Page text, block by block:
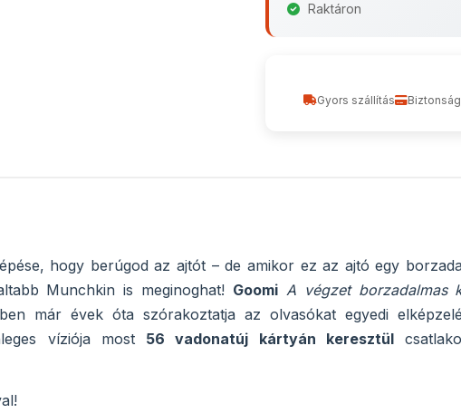
Raktáron
Gyors szállítás
hogy berúgod az ajtót – de amikor ez az ajtó egy
Munchkin is meginoghat! Goomi A végzet borzadalmas
már évek óta szórakoztatja az olvasókat egyedi
víziója most 56 vadonatúj kártyán keresztül